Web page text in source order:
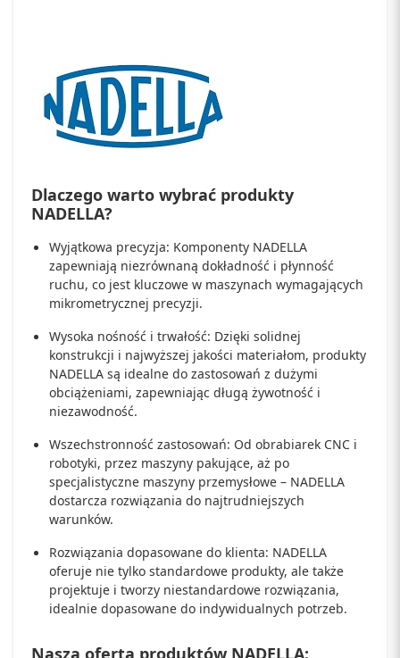
Dlaczego warto wybrać produkty
NADELLA?
Wyjątkowa precyzja: Komponenty NADELLA
zapewniają niezrównaną dokładność i płynność
ruchu, co jest kluczowe w maszynach wymagających
mikrometrycznej precyzji.
Wysoka nośność i trwałość: Dzięki solidnej
konstrukcji i najwyższej jakości materiałom, produkty
NADELLA są idealne do zastosowań z dużymi
obciążeniami, zapewniając długą żywotność i
niezawodność.
Wszechstronność zastosowań: Od obrabiarek CNC i
robotyki, przez maszyny pakujące, aż po
specjalistyczne maszyny przemysłowe – NADELLA
dostarcza rozwiązania do najtrudniejszych
warunków.
Rozwiązania dopasowane do klienta: NADELLA
oferuje nie tylko standardowe produkty, ale także
projektuje i tworzy niestandardowe rozwiązania,
idealnie dopasowane do indywidualnych potrzeb.
Nasza oferta produktów NADELLA: